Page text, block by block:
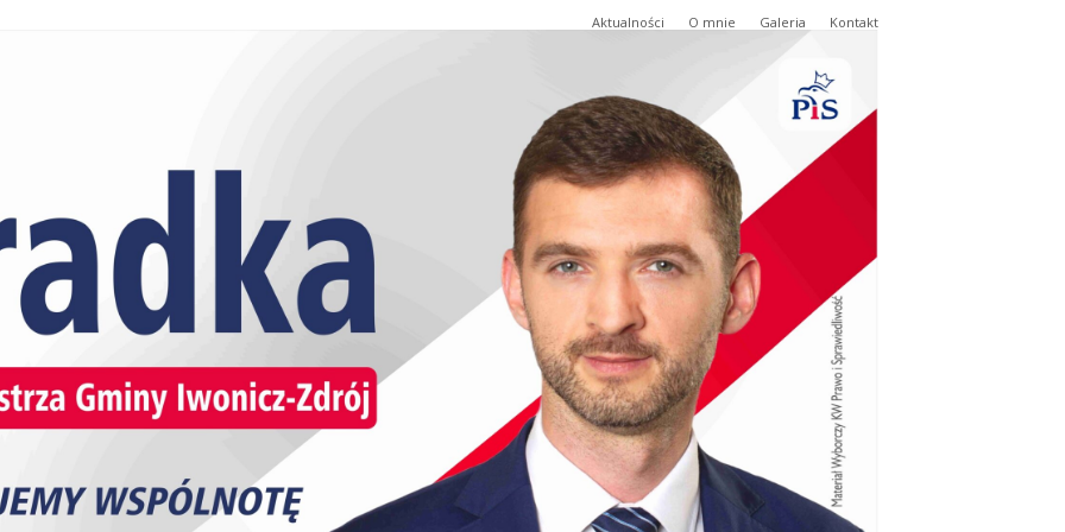
Aktualności O mnie Galeria Kontakt